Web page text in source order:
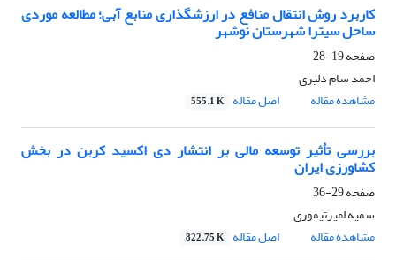
کاربرد روش انتقال منافع در ارزشگذاری منابع آبی؛ مطالعه موردی
ساحل سیترا شهرستان نوشهر
صفحه19-28
احمد سام دلیری
مشاهده مقاله
اصل مقاله 555.1 K
بررسی تأثیر توسعه مالی بر انتشار دی اکسید کربن در بخش
کشاورزی ایران
صفحه29-36
سمیه امیرتیموری
مشاهده مقاله
اصل مقاله 822.75 K